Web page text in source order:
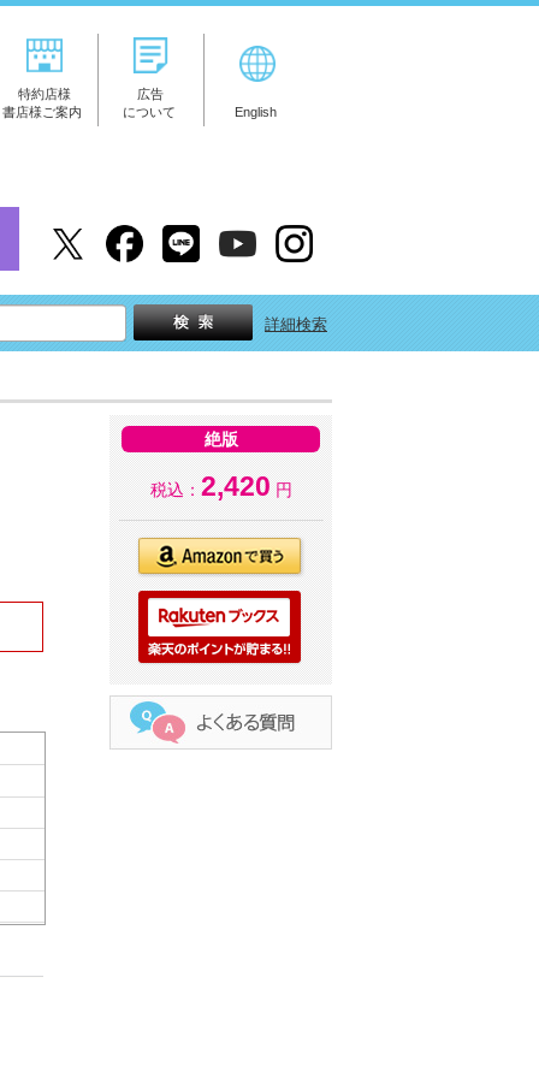
特約店様
書店様ご案内
広告
について
English
詳細検索
絶版
税込： 2,420 円